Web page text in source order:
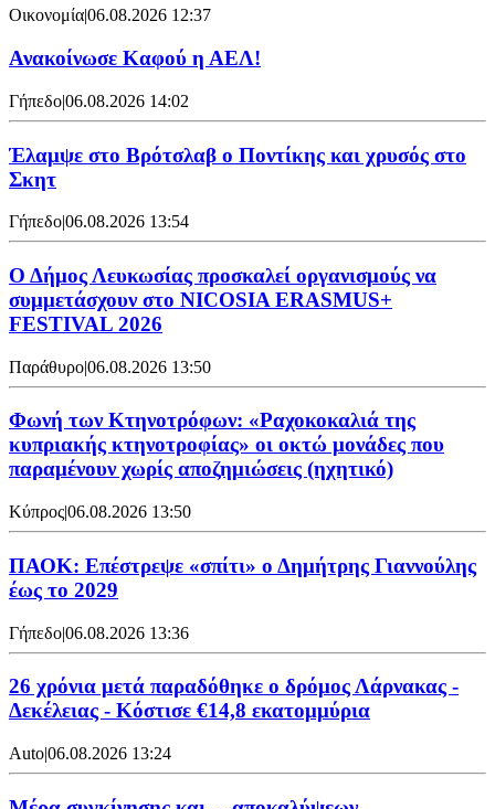
Οικονομία|06.08.2026 12:37
Ανακοίνωσε Καφού η ΑΕΛ!
Γήπεδο|06.08.2026 14:02
Έλαμψε στο Βρότσλαβ ο Ποντίκης και χρυσός στο
Σκητ
Γήπεδο|06.08.2026 13:54
Ο Δήμος Λευκωσίας προσκαλεί οργανισμούς να
συμμετάσχουν στο NICOSIA ERASMUS+
FESTIVAL 2026
Παράθυρο|06.08.2026 13:50
Φωνή των Κτηνοτρόφων: «Ραχοκοκαλιά της
κυπριακής κτηνοτροφίας» οι οκτώ μονάδες που
παραμένουν χωρίς αποζημιώσεις (ηχητικό)
Κύπρος|06.08.2026 13:50
ΠΑΟΚ: Επέστρεψε «σπίτι» ο Δημήτρης Γιαννούλης
έως το 2029
Γήπεδο|06.08.2026 13:36
26 χρόνια μετά παραδόθηκε ο δρόμος Λάρνακας -
Δεκέλειας - Κόστισε €14,8 εκατομμύρια
Auto|06.08.2026 13:24